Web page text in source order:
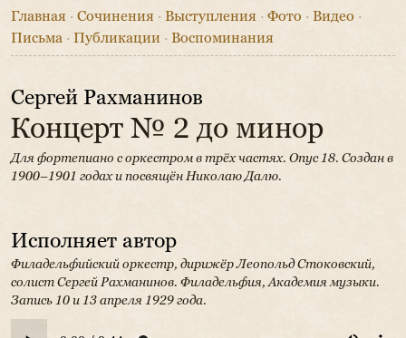
Главная · Сочинения · Выступления · Фото · Видео ·
Письма · Публикации · Воспоминания
Сергей Рахманинов
Концерт № 2 до минор
Для фортепиано с оркестром в трёх частях. Опус 18. Создан в
1900–1901 годах и посвящён Николаю Далю.
Исполняет автор
Филадельфийский оркестр, дирижёр Леопольд Стоковский,
солист Сергей Рахманинов. Филадельфия, Академия музыки.
Запись 10 и 13 апреля 1929 года.